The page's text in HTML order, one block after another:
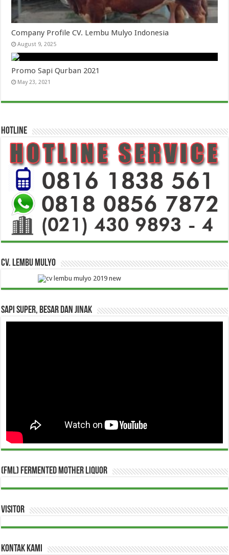
Company Profile CV. Lembu Mulyo Indonesia
August 9, 2025
Promo Sapi Qurban 2021
May 23, 2021
HOTLINE
CV. Lembu Mulyo
Sapi Super, Besar dan Jinak
(FML) Fermented Mother Liquor
Visitor
Kontak Kami